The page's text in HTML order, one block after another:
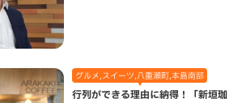
グルメ,スイーツ,八重瀬町,本島南部
行列ができる理由に納得！「新垣珈